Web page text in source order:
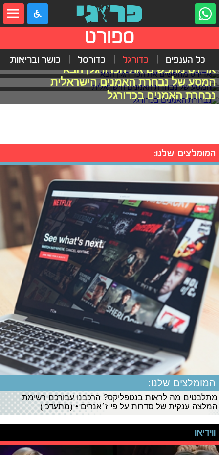
ספורט
כל הענפים כדורגל כדורסל כושר ובריאות
אדידס מחפשים את הכדורגלן הבא
המסע של נבחרת האמנים הישראלית
נבחרת האמנים בכדורגל
המומלצים שלנו:
המומלצים שלנו:
מתלבטים מה לראות בנטפליקס? הרכבנו עבורכם רשימת
המלצה ענקית של סדרות על פי ז׳אנרים • (מתעדכן)
ווידיאו